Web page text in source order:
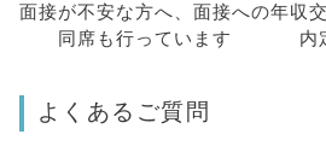
面接が不安な方へ、 面接への
同席も行っています
年収
内
よくあるご質問